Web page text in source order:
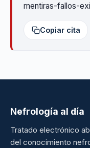
mentiras-fallos-
Copiar cita
Nefrología al día
Tratado electrónico
del conocimiento